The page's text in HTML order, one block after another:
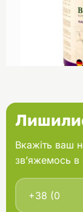
для
Вкажіть ваш
зв’яжемось